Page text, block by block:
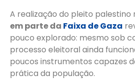
A realização do pleito palestino
em parte da Faixa de Gaza
pouco explorado: mesmo sob
processo eleitoral ainda
poucos instrumentos capazes
prática da população.